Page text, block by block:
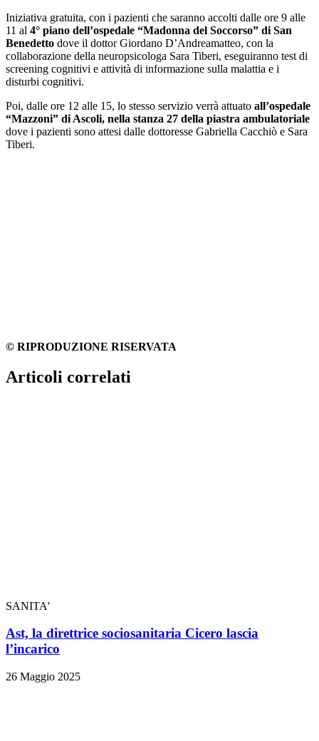
Iniziativa gratuita, con i pazienti che saranno accolti dalle ore 9 alle
11 al 4° piano dell’ospedale “Madonna del Soccorso” di San
Benedetto dove il dottor Giordano D’Andreamatteo, con la
collaborazione della neuropsicologa Sara Tiberi, eseguiranno test di
screening cognitivi e attività di informazione sulla malattia e i
disturbi cognitivi.
Poi, dalle ore 12 alle 15, lo stesso servizio verrà attuato all’ospedale
“Mazzoni” di Ascoli, nella stanza 27 della piastra ambulatoriale
dove i pazienti sono attesi dalle dottoresse Gabriella Cacchiò e Sara
Tiberi.
© RIPRODUZIONE RISERVATA
Articoli correlati
SANITA'
Ast, la direttrice sociosanitaria Cicero lascia
l’incarico
26 Maggio 2025